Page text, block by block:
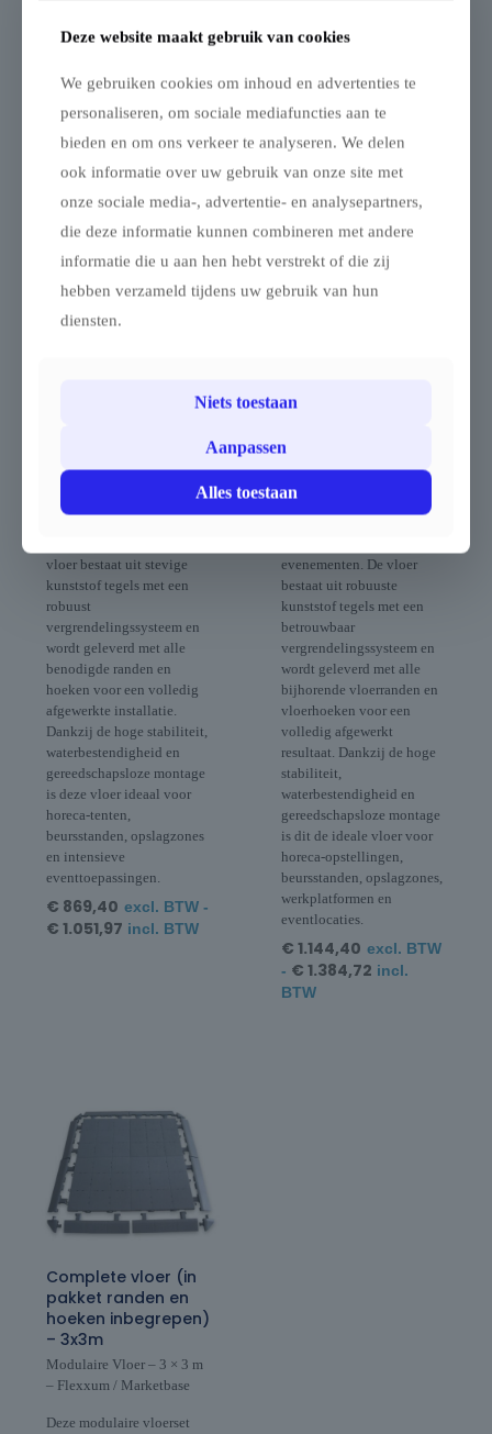
Complete vloer (in
pakket randen en
hoeken inbegrepen)
tentconstructies,
vloer bestaat uit stevige
kunststof tegels met een
robuust
vergrendelingssysteem en
wordt geleverd met alle
benodigde randen en
hoeken voor een volledig
afgewerkte installatie.
Dankzij de hoge stabiliteit,
waterbestendigheid en
gereedschapsloze montage
is deze vloer ideaal voor
horeca-tenten,
beursstanden, opslagzones
en intensieve
eventtoepassingen.
€ 869,40 excl. BTW -
€ 1.051,97 incl. BTW
Complete vloer (in
pakket randen en
vouwtenten, pagodes,
evenementen. De vloer
bestaat uit robuuste
kunststof tegels met een
betrouwbaar
vergrendelingssysteem en
wordt geleverd met alle
bijhorende vloerranden en
vloerhoeken voor een
volledig afgewerkt
resultaat. Dankzij de hoge
stabiliteit,
waterbestendigheid en
gereedschapsloze montage
is dit de ideale vloer voor
horeca-opstellingen,
beursstanden, opslagzones,
werkplatformen en
eventlocaties.
€ 1.144,40 excl. BTW
- € 1.384,72 incl.
BTW
Complete vloer (in
pakket randen en
hoeken inbegrepen)
– 3x3m
Modulaire Vloer – 3 × 3 m
– Flexxum / Marketbase
Deze modulaire vloerset
Deze website maakt gebruik van cookies
We gebruiken cookies om inhoud en advertenties te
personaliseren, om sociale mediafuncties aan te
bieden en om ons verkeer te analyseren. We delen
ook informatie over uw gebruik van onze site met
onze sociale media-, advertentie- en analysepartners,
die deze informatie kunnen combineren met andere
informatie die u aan hen hebt verstrekt of die zij
hebben verzameld tijdens uw gebruik van hun
diensten.
Niets toestaan
Aanpassen
Alles toestaan